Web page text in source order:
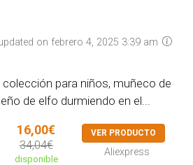
on febrero 4, 2025 3:39 am
colección para niños, muñeco de
de elfo durmiendo en el...
16,00€
34,04€
disponible
VER PRODUCTO
Aliexpress